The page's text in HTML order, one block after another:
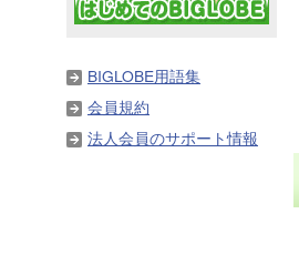
BIGLOBE用語集
会員規約
法人会員のサポート情報